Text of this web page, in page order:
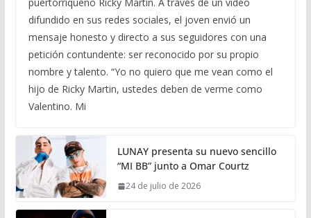
puertorriqueño Ricky Martin. A través de un video
difundido en sus redes sociales, el joven envió un
mensaje honesto y directo a sus seguidores con una
petición contundente: ser reconocido por su propio
nombre y talento. “Yo no quiero que me vean como el
hijo de Ricky Martin, ustedes deben de verme como
Valentino. Mi
LUNAY presenta su nuevo sencillo
“MI BB” junto a Omar Courtz
24 de julio de 2026